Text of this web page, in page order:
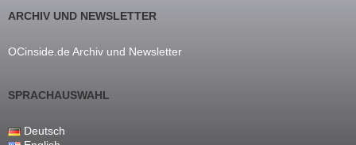
ARCHIV UND NEWSLETTER
OCinside.de Archiv und Newsletter
SPRACHAUSWAHL
Deutsch